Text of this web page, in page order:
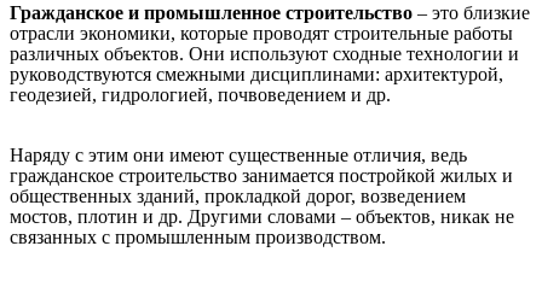
Гражданское и промышленное строительство – это близкие
отрасли экономики, которые проводят строительные работы
различных объектов. Они используют сходные технологии и
руководствуются смежными дисциплинами: архитектурой,
геодезией, гидрологией, почвоведением и др.
Наряду с этим они имеют существенные отличия, ведь
гражданское строительство занимается постройкой жилых и
общественных зданий, прокладкой дорог, возведением
мостов, плотин и др. Другими словами – объектов, никак не
связанных с промышленным производством.